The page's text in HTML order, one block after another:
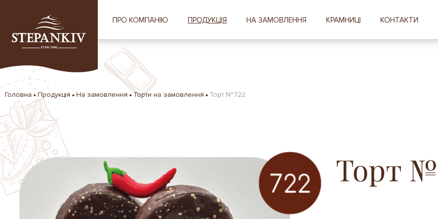
ПРО КОМПАНІЮ ПРОДУКЦІЯ НА ЗАМОВЛЕННЯ КРАМНИЦІ КОНТАКТИ
Головна Продукція На замовлення Торти на замовлення Торт №722
Торт